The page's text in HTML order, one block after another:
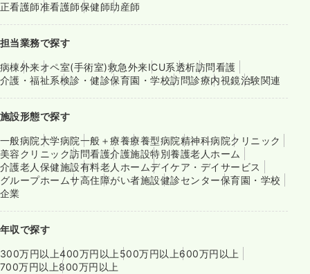
正看護師准看護師保健師助産師
担当業務で探す
病棟外来オペ室(手術室)救急外来ICU系透析訪問看護
介護・福祉系検診・健診保育園・学校訪問診療内視鏡治験関連
施設形態で探す
一般病院大学病院一般＋療養療養型病院精神科病院クリニック
美容クリニック訪問看護介護施設特別養護老人ホーム
介護老人保健施設有料老人ホームデイケア・デイサービス
グループホームサ高住障がい者施設健診センター保育園・学校
企業
年収で探す
300万円以上400万円以上 500万円以上600万円以上
700万円以上800万円以上